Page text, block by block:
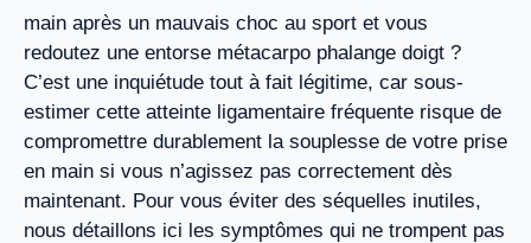
main après un mauvais choc au sport et vous
redoutez une entorse métacarpo phalange doigt ?
C’est une inquiétude tout à fait légitime, car sous-
estimer cette atteinte ligamentaire fréquente risque de
compromettre durablement la souplesse de votre prise
en main si vous n’agissez pas correctement dès
maintenant. Pour vous éviter des séquelles inutiles,
nous détaillons ici les symptômes qui ne trompent pas